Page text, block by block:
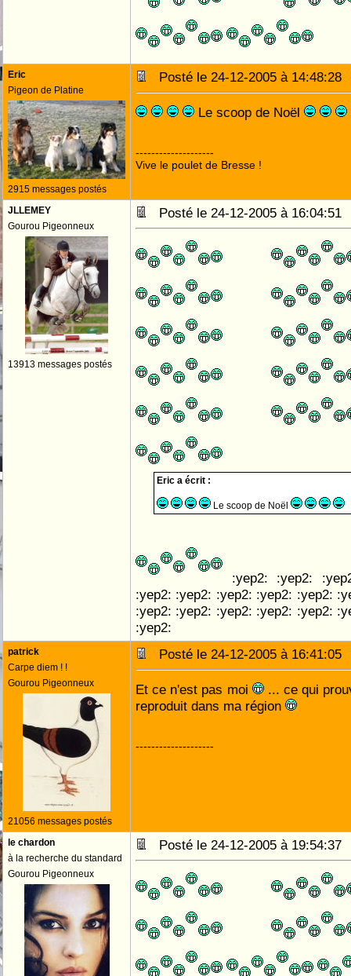
Eric
Pigeon de Platine
2915 messages postés
Posté le 24-12-2005 à
Le scoop de Noël
--------------------
Vive le poulet de Bresse !
JLLEMEY
Gourou Pigeonneux
13913 messages postés
Posté le 24-12-2005 à
Eric a écrit :
Le scoop de Noël
:yep2: :yep2:
:yep2: :yep2: :yep2: :yep2: :yep2:
:yep2: :yep2: :yep2: :yep2: :yep2:
:yep2:
patrick
Carpe diem ! !
Gourou Pigeonneux
21056 messages postés
Posté le 24-12-2005 à
Et ce n'est pas moi
... ce qui
reproduit dans ma région
--------------------
le chardon
à la recherche du standard
Gourou Pigeonneux
Posté le 24-12-2005 à